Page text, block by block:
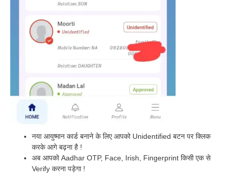
नया आयुष्मान कार्ड बनाने के लिए आपको Unidentified बटन पर क्लिक
करके आगे बढ़ना है !
अब आपको Aadhar OTP, Face, Irish, Fingerprint किसी एक से
Verify करना पड़ेगा !